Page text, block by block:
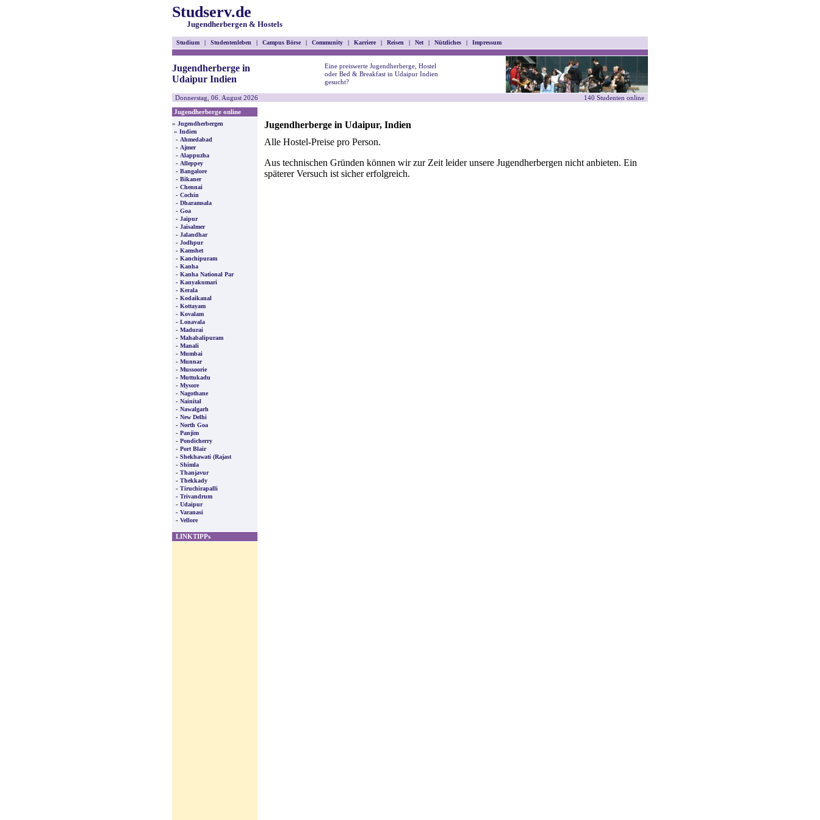
Studserv.de
Jugendherbergen & Hostels
Studium | Studentenleben | Campus Börse | Community | Karriere | Reisen | Net | Nützliches | Impressum
Jugendherberge in
Udaipur Indien
Eine preiswerte Jugendherberge, Hostel
oder Bed & Breakfast in Udaipur Indien
gesucht?
Donnerstag, 06. August 2026
140 Studenten online
Jugendherberge online
» Jugendherbergen
» Indien
- Ahmedabad
- Ajmer
- Alappuzha
- Alleppey
- Bangalore
- Bikaner
- Chennai
- Cochin
- Dharamsala
- Goa
- Jaipur
- Jaisalmer
- Jalandhar
- Jodhpur
- Kamshet
- Kanchipuram
- Kanha
- Kanha National Par
- Kanyakumari
- Kerala
- Kodaikanal
- Kottayam
- Kovalam
- Lonavala
- Madurai
- Mahabalipuram
- Manali
- Mumbai
- Munnar
- Mussoorie
- Muttukadu
- Mysore
- Nagothane
- Nainital
- Nawalgarh
- New Delhi
- North Goa
- Panjim
- Pondicherry
- Port Blair
- Shekhawati (Rajast
- Shimla
- Thanjavur
- Thekkady
- Tiruchirapalli
- Trivandrum
- Udaipur
- Varanasi
- Vellore
LINKTIPPs
Jugendherberge in Udaipur, Indien
Alle Hostel-Preise pro Person.
Aus technischen Gründen können wir zur Zeit leider unsere Jugendherbergen nicht anbieten. Ein
späterer Versuch ist sicher erfolgreich.